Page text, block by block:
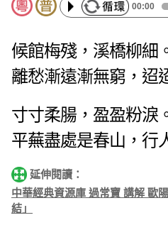
00:00
候館梅殘，溪橋柳細
離愁漸遠漸無窮，
寸寸柔腸，盈盈粉淚
平蕪盡處是春山，行
延伸閱讀：
中華經典資源庫 過常寶 講解 歐
結」